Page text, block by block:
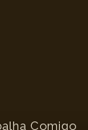
Comigo